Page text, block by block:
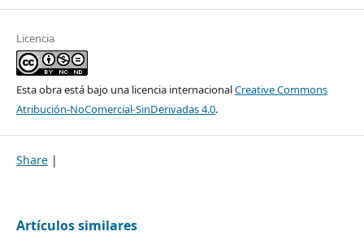
Licencia
Esta obra está bajo una licencia internacionalCreative Commons
Atribución-NoComercial-SinDerivadas 4.0.
Share |
Artículos similares